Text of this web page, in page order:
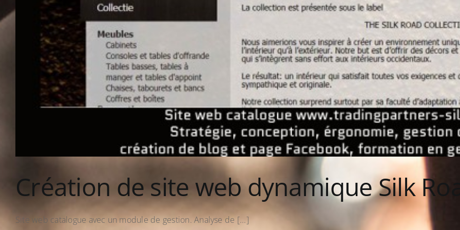
Création de site web dynamique Silk
Site web catalogue avec un module de gestion. Analyse de [...]